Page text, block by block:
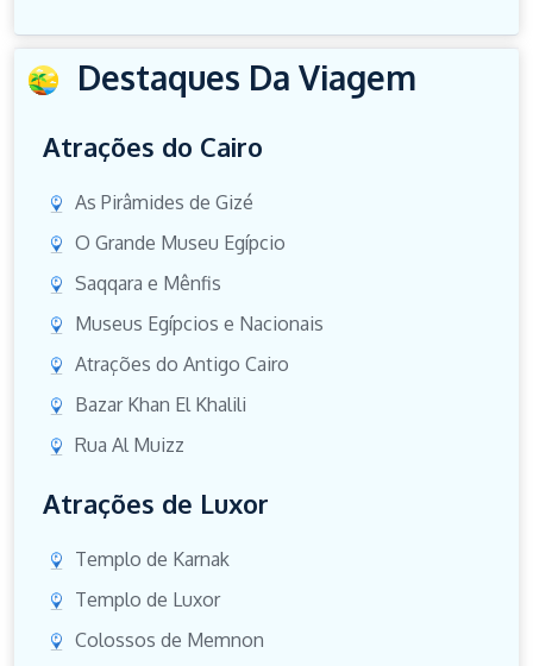
Destaques Da Viagem
Atrações do Cairo
As Pirâmides de Gizé
O Grande Museu Egípcio
Saqqara e Mênfis
Museus Egípcios e Nacionais
Atrações do Antigo Cairo
Bazar Khan El Khalili
Rua Al Muizz
Atrações de Luxor
Templo de Karnak
Templo de Luxor
Colossos de Memnon